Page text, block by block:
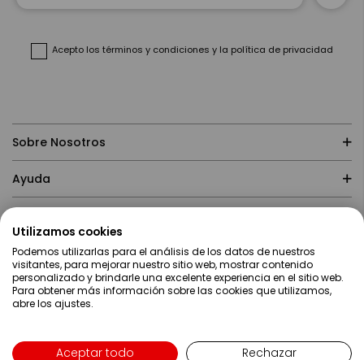
Acepto los términos y condiciones y la política de privacidad
Sobre Nosotros
Ayuda
Contacto
Utilizamos cookies
Podemos utilizarlas para el análisis de los datos de nuestros
visitantes, para mejorar nuestro sitio web, mostrar contenido
personalizado y brindarle una excelente experiencia en el sitio web.
Para obtener más información sobre las cookies que utilizamos,
abre los ajustes.
Aceptar todo Rechazar